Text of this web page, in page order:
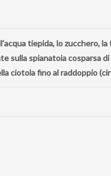
tiepida, lo zucchero, la
sulla spianatoia cosparsa di
ciotola fino al raddoppio